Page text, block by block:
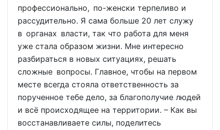
профессионально, по-женски терпеливо и
рассудительно. Я сама больше 20 лет служу
в органах власти, так что работа для меня
уже стала образом жизни. Мне интересно
разбираться в новых ситуациях, решать
сложные вопросы. Главное, чтобы на первом
месте всегда стояла ответственность за
порученное тебе дело, за благополучие людей
и всё происходящее на территории. – Как вы
восстанавливаете силы, поделитесь